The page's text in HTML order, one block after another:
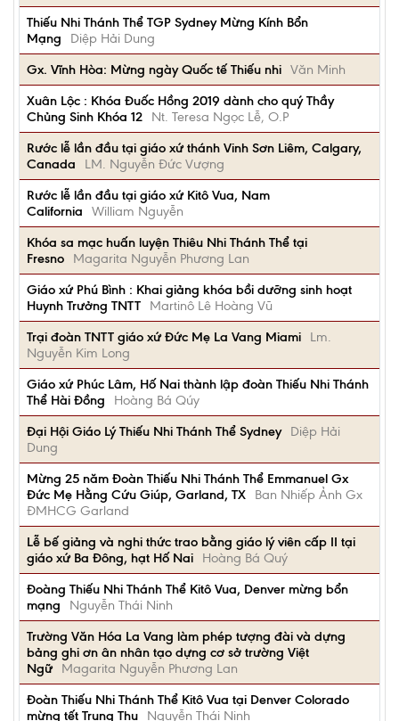
Thiếu Nhi Thánh Thể TGP Sydney Mừng Kính Bổn
Mạng
Diệp Hải Dung
Gx. Vĩnh Hòa: Mừng ngày Quốc tế Thiếu nhi Văn Minh
Xuân Lộc : Khóa Đuốc Hồng 2019 dành cho quý Thầy
Chủng Sinh Khóa 12
Nt. Teresa Ngọc Lễ, O.P
Rước lễ lần đầu tại giáo xứ thánh Vinh Sơn Liêm, Calgary,
Canada
LM. Nguyễn Đức Vượng
Rước lễ lần đầu tại giáo xứ Kitô Vua, Nam
California
William Nguyễn
Khóa sa mạc huấn luyện Thiêu Nhi Thánh Thể tại
Fresno
Magarita Nguyễn Phương Lan
Giáo xứ Phú Bình : Khai giảng khóa bồi dưỡng sinh hoạt
Huynh Trưởng TNTT
Martinô Lê Hoàng Vũ
Trại đoàn TNTT giáo xứ Đức Mẹ La Vang Miami
Lm.
Nguyễn Kim Long
Giáo xứ Phúc Lâm, Hố Nai thành lập đoàn Thiếu Nhi Thánh
Thể Hài Đồng
Hoàng Bá Qúy
Đại Hội Giáo Lý Thiếu Nhi Thánh Thể Sydney
Diệp Hải
Dung
Mừng 25 năm Đoàn Thiếu Nhi Thánh Thể Emmanuel Gx
Đức Mẹ Hằng Cứu Giúp, Garland, TX
Ban Nhiếp Ảnh Gx
ĐMHCG Garland
Lễ bế giảng và nghi thức trao bằng giáo lý viên cấp II tại
giáo xứ Ba Đông, hạt Hố Nai
Hoàng Bá Quý
Đoàng Thiếu Nhi Thánh Thể Kitô Vua, Denver mừng bổn
mạng
Nguyễn Thái Ninh
Trường Văn Hóa La Vang làm phép tượng đài và dựng
bảng ghi ơn ân nhân tạo dựng cơ sở trường Việt
Ngữ
Magarita Nguyễn Phương Lan
Đoàn Thiếu Nhi Thánh Thể Kitô Vua tại Denver Colorado
mừng tết Trung Thu
Nguyễn Thái Ninh